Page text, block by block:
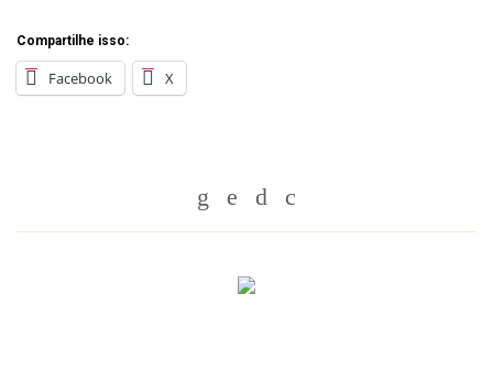
Compartilhe isso:
Facebook X
Whatsapp
TwitterFacebook